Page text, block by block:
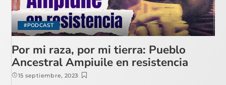
#PODCAST
Por mi raza, por mi tierra: Pueblo
Ancestral Ampiuile en resistencia
15 septiembre, 2023